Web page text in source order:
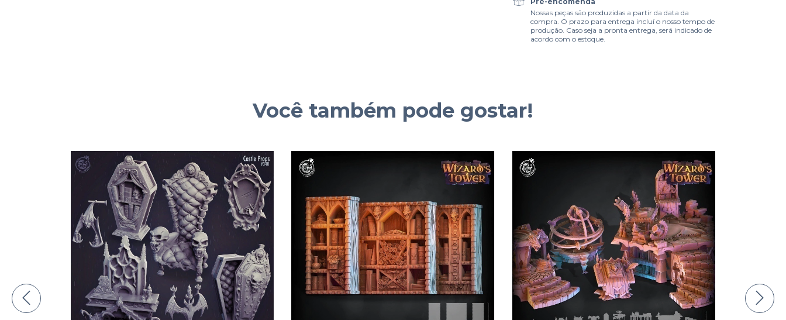
Nossas peças são produzidas a partir da data da
compra. O prazo para entrega incluí o nosso tempo de
produção. Caso seja a pronta entrega, será indicado de
acordo com o estoque.
Você também pode gostar!